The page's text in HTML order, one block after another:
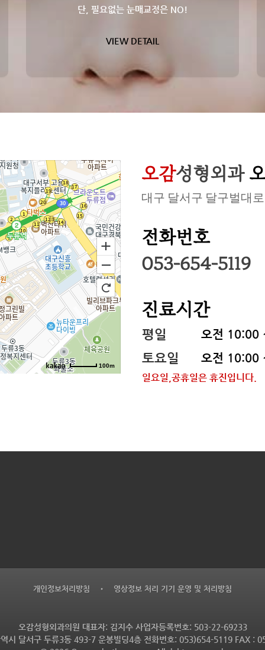
단, 필요없는 눈매교정은 NO!
VIEW DETAIL
100m
오감성형외과
대구 달서구 달구벌대
전화번호
053-654-5119
진료시간
평일 오전 10:00
토요일 오전 10:00
일요일,공휴일은 휴진입니다.
개인정보처리방침 • 영상정보 처리 기기 운영 및 처리방침
오감성형외과의원 대표자: 김지수 사업자등록번호: 503-22-69233
시 달서구 두류3동 493-7 운봉빌딩4층 전화번호: 053)654-5119 FAX :